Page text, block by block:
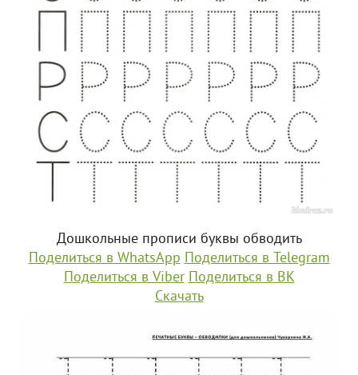
Дошкольные прописи буквы обводить
Поделиться в WhatsApp Поделиться в Telegram
Поделиться в Viber Поделиться в ВК
Скачать